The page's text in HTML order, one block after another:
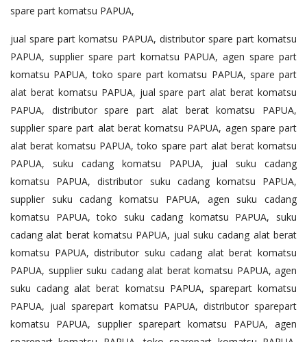
spare part komatsu PAPUA,
jual spare part komatsu PAPUA, distributor spare part komatsu
PAPUA, supplier spare part komatsu PAPUA, agen spare part
komatsu PAPUA, toko spare part komatsu PAPUA, spare part
alat berat komatsu PAPUA, jual spare part alat berat komatsu
PAPUA, distributor spare part alat berat komatsu PAPUA,
supplier spare part alat berat komatsu PAPUA, agen spare part
alat berat komatsu PAPUA, toko spare part alat berat komatsu
PAPUA, suku cadang komatsu PAPUA, jual suku cadang
komatsu PAPUA, distributor suku cadang komatsu PAPUA,
supplier suku cadang komatsu PAPUA, agen suku cadang
komatsu PAPUA, toko suku cadang komatsu PAPUA, suku
cadang alat berat komatsu PAPUA, jual suku cadang alat berat
komatsu PAPUA, distributor suku cadang alat berat komatsu
PAPUA, supplier suku cadang alat berat komatsu PAPUA, agen
suku cadang alat berat komatsu PAPUA, sparepart komatsu
PAPUA, jual sparepart komatsu PAPUA, distributor sparepart
komatsu PAPUA, supplier sparepart komatsu PAPUA, agen